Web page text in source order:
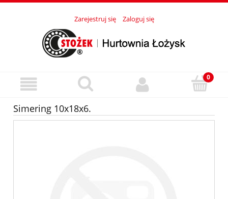
Zarejestruj się Zaloguj się
Simering 10x18x6.